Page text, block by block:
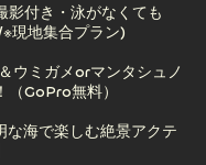
心者・子供OKの船釣
影付き・泳がなくても
現地集合プラン)
付き・泳がなくても
ウミガメorマンタシュノ
GoPro無料）
ウミガメorマンタシュノ
な海で楽しむ絶景アクテ